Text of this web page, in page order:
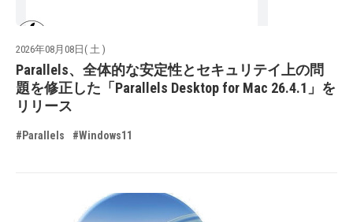
2026年08月08日( 土 )
Parallels、全体的な安定性とセキュリテイ上の問
題を修正した「Parallels Desktop for Mac 26.4.1」を
リリース
#Parallels #Windows11